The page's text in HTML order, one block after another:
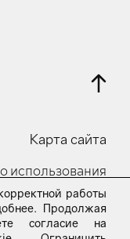
Карта сайта
использования
защищены
работы
Продолжая
согласие на